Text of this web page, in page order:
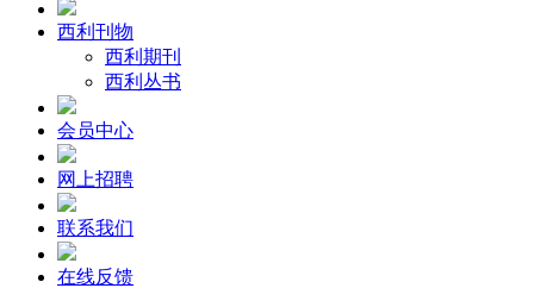
西利刊物
西利期刊
西利丛书
会员中心
网上招聘
联系我们
在线反馈